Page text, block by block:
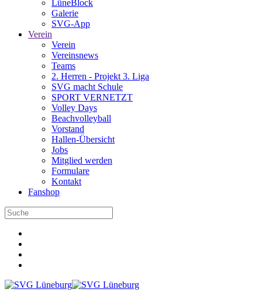
LüneBlock
Galerie
SVG-App
Verein
Verein
Vereinsnews
Teams
2. Herren - Projekt 3. Liga
SVG macht Schule
SPORT VERNETZT
Volley Days
Beachvolleyball
Vorstand
Hallen-Übersicht
Jobs
Mitglied werden
Formulare
Kontakt
Fanshop